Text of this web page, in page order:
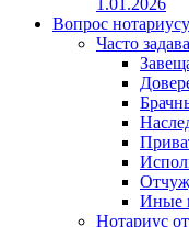
Вопрос нотариусу
Часто
Иные
Нотариус